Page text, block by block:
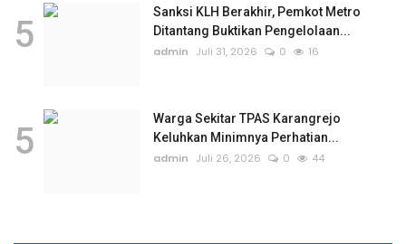
5
Sanksi KLH Berakhir, Pemkot Metro
Ditantang Buktikan Pengelolaan...
admin
Juli 31, 2026 0 16
5
Warga Sekitar TPAS Karangrejo
Keluhkan Minimnya Perhatian...
admin
Juli 26, 2026 0 44